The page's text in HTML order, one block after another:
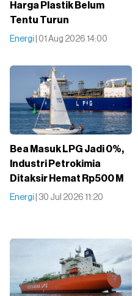
Harga Plastik Belum
Tentu Turun
Energi | 01 Aug 2026 14:00
Bea Masuk LPG Jadi 0%,
Industri Petrokimia
Ditaksir Hemat Rp500 M
Energi | 30 Jul 2026 11:20